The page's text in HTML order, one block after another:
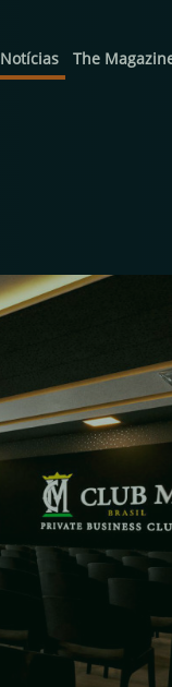
Notícias The